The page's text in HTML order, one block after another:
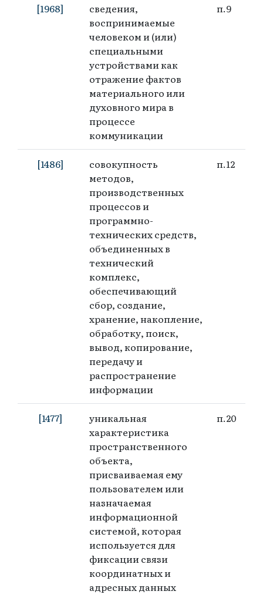
[1968]
сведения,
воспринимаемые
человеком и (или)
специальными
устройствами как
отражение фактов
материального или
духовного мира в
процессе
коммуникации
п.9
[1486]
совокупность
методов,
производственных
процессов и
программно-
технических средств,
объединенных в
технический
комплекс,
обеспечивающий
сбор, создание,
хранение, накопление,
обработку, поиск,
вывод, копирование,
передачу и
распространение
информации
п.12
[1477]
уникальная
характеристика
пространственного
объекта,
присваиваемая ему
пользователем или
назначаемая
информационной
системой, которая
используется для
фиксации связи
координатных и
адресных данных
п.20